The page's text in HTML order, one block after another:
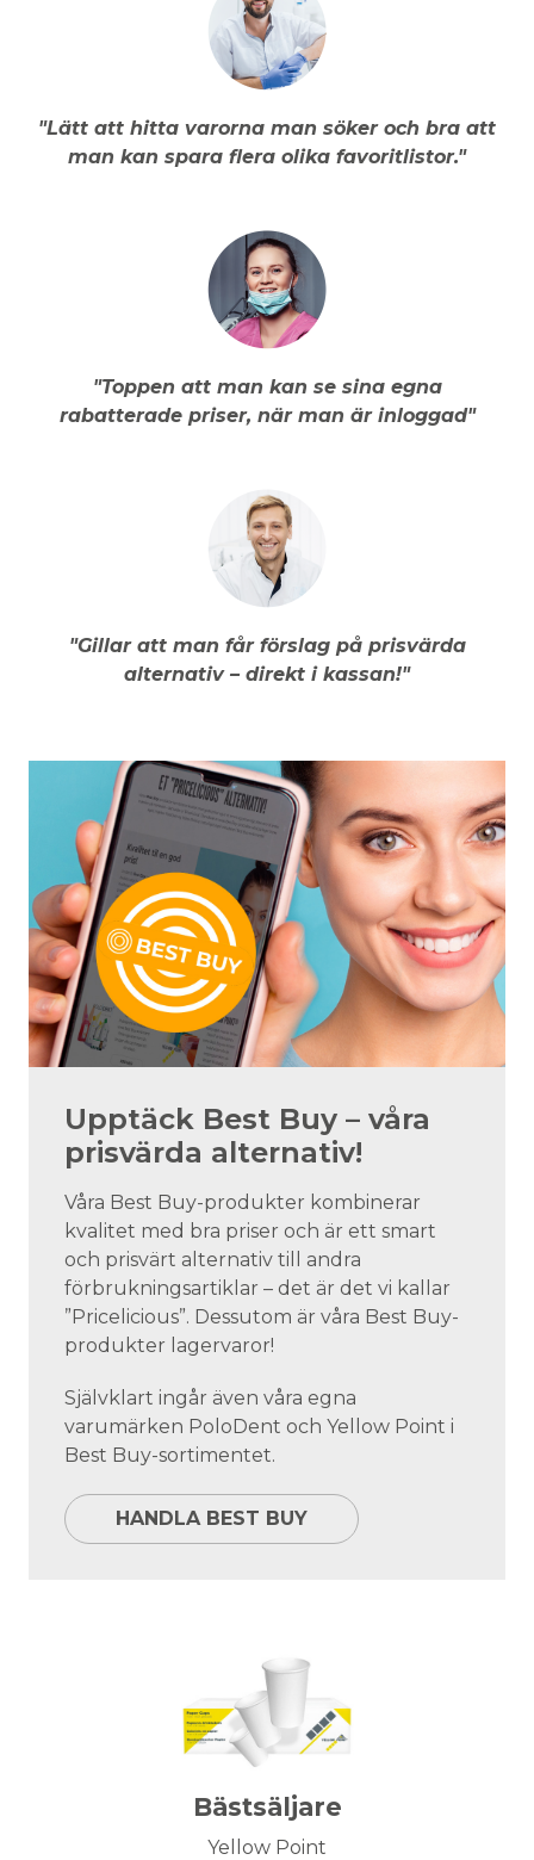
"Lätt att hitta varorna man söker och bra att
man kan spara flera olika favoritlistor."
"Toppen att man kan se sina egna
rabatterade priser, när man är inloggad"
"Gillar att man får förslag på prisvärda
alternativ – direkt i kassan!"
Upptäck Best Buy – våra
prisvärda alternativ!
Våra Best Buy-produkter kombinerar
kvalitet med bra priser och är ett smart
och prisvärt alternativ till andra
förbrukningsartiklar – det är det vi kallar
”Pricelicious”. Dessutom är våra Best Buy-
produkter lagervaror!
Självklart ingår även våra egna
varumärken PoloDent och Yellow Point i
Best Buy-sortimentet.
HANDLA BEST BUY
Bästsäljare
Yellow Point